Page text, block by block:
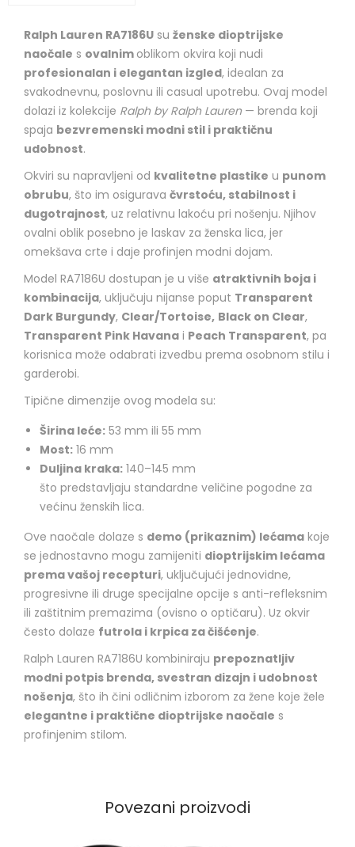
Ralph Lauren RA7186U su ženske dioptrijske
naočale s ovalnim oblikom okvira koji nudi
profesionalan i elegantan izgled, idealan za
svakodnevnu, poslovnu ili casual upotrebu. Ovaj model
dolazi iz kolekcije Ralph by Ralph Lauren — brenda koji
spaja bezvremenski modni stil i praktičnu
udobnost.
Okviri su napravljeni od kvalitetne plastike u punom
obrubu, što im osigurava čvrstoću, stabilnost i
dugotrajnost, uz relativnu lakoću pri nošenju. Njihov
ovalni oblik posebno je laskav za ženska lica, jer
omekšava crte i daje profinjen modni dojam.
Model RA7186U dostupan je u više atraktivnih boja i
kombinacija, uključuju nijanse poput Transparent
Dark Burgundy, Clear/Tortoise, Black on Clear,
Transparent Pink Havana i Peach Transparent, pa
korisnica može odabrati izvedbu prema osobnom stilu i
garderobi.
Tipične dimenzije ovog modela su:
Širina leće: 53 mm ili 55 mm
Most: 16 mm
Duljina kraka: 140–145 mm
što predstavljaju standardne veličine pogodne za
većinu ženskih lica.
Ove naočale dolaze s demo (prikaznim) lećama koje
se jednostavno mogu zamijeniti dioptrijskim lećama
prema vašoj recepturi, uključujući jednovidne,
progresivne ili druge specijalne opcije s anti-refleksnim
ili zaštitnim premazima (ovisno o optičaru). Uz okvir
često dolaze futrola i krpica za čišćenje.
Ralph Lauren RA7186U kombiniraju prepoznatljiv
modni potpis brenda, svestran dizajn i udobnost
nošenja, što ih čini odličnim izborom za žene koje žele
elegantne i praktične dioptrijske naočale s
profinjenim stilom.
Povezani proizvodi